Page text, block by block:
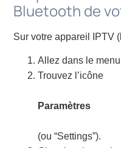
Bluetooth de
Sur votre appareil IPTV
Allez dans le
Trouvez l’icône
Paramètres
(ou “Settings”).